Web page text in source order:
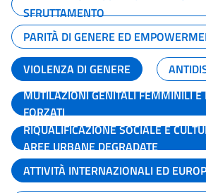
SFRUTTAMENTO
PARITÀ DI GENERE ED
VIOLENZA DI GENERE
MUTILAZIONI GENITALI FEMMINILI
FORZATI
RIQUALIFICAZIONE SOCIALE E
AREE URBANE DEGRADATE
ATTIVITÀ INTERNAZIONALI ED